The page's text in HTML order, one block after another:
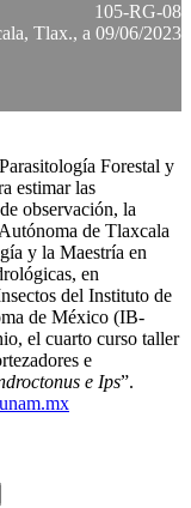
105-RG-08
Tlax., a 09/06/2023
Forestal y
estimar las
observación, la
de Tlaxcala
y la Maestría en
en
del Instituto de
de México (IB-
el cuarto curso taller
e
e Ips”.